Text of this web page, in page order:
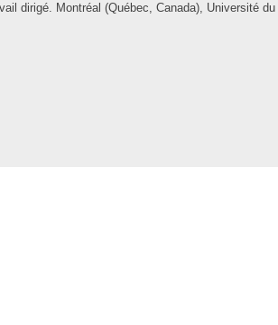
dirigé. Montréal (Québec, Canada), Université